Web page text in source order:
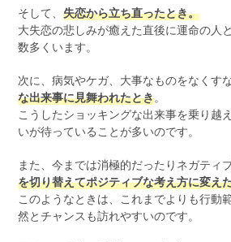
そして、失恋から立ち直ったとき。
大失恋の悲しみが癒えた直後に運命の人
数多くいます。
次に、病気やケガ、大事なものをなくす
な出来事に見舞われたとき。
こうしたショッキングな出来事を乗り越
いが待っていることが多いのです。
また、今までは消極的だったりネガティ
を切り替えてポジティブな考え方に変え
このようなときは、これまでよりも行動
然とチャンスも訪れやすいのです。